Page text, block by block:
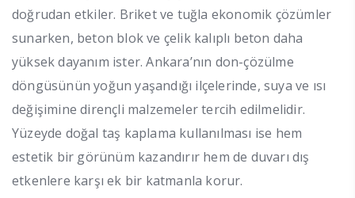
doğrudan etkiler. Briket ve tuğla ekonomik çözümler
sunarken, beton blok ve çelik kalıplı beton daha
yüksek dayanım ister. Ankara’nın don-çözülme
döngüsünün yoğun yaşandığı ilçelerinde, suya ve ısı
değişimine dirençli malzemeler tercih edilmelidir.
Yüzeyde doğal taş kaplama kullanılması ise hem
estetik bir görünüm kazandırır hem de duvarı dış
etkenlere karşı ek bir katmanla korur.